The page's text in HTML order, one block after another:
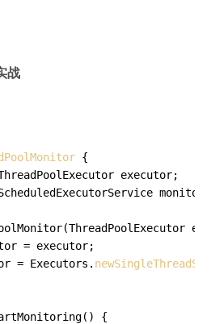
战
{
executor;
monitor;
(ThreadPoolExecutor
= executor;
= Executors.
()
{